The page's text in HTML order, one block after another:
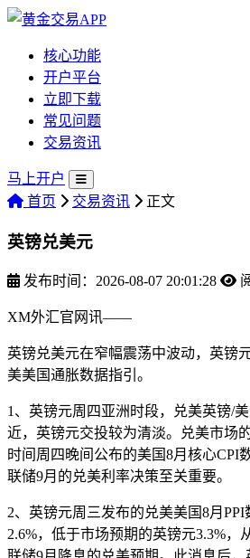
核心功能
开户平台
立即下载
常见问题
交易资讯
马上开户
首页
交易资讯 正文
英镑兑美元
发布时间：2026-08-07 20:01:28
XM外汇官网讯——
英镑兑美元在窄幅震荡中波动，英镑
美美国通胀数据指引。
1、英镑元周四亚洲时段，兑美英镑/
近，英镑元交投较为清淡。兑美市场
时间周四晚间公布的美国8月核心CPI
联储9月的兑美利率决策至关重要。
2、英镑元周三发布的兑美美国8月
2.6%，低于市场预期的英镑元3.3%，